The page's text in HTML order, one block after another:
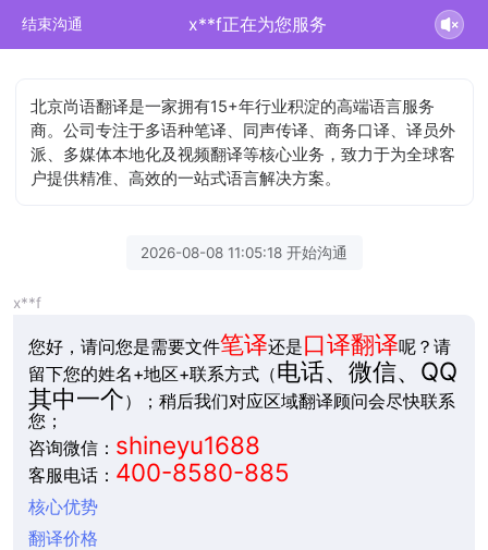
结束沟通 x**f正在为您服务
北京尚语翻译是一家拥有15+年行业积淀的高端语言服务
商。公司专注于多语种笔译、同声传译、商务口译、译员外
派、多媒体本地化及视频翻译等核心业务，致力于为全球客
户提供精准、高效的一站式语言解决方案。
2026-08-08 11:05:18 开始沟通
x**f
您好，请问您是需要文件笔译还是口译翻译呢？请
留下您的姓名+地区+联系方式（电话、微信、QQ
其中一个）；稍后我们对应区域翻译顾问会尽快联系
您；
咨询微信： shineyu1688
客服电话： 400-8580-885
核心优势
翻译价格